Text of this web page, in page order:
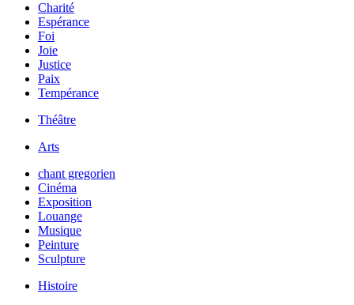
Charité
Espérance
Foi
Joie
Justice
Paix
Tempérance
Théâtre
Arts
chant gregorien
Cinéma
Exposition
Louange
Musique
Peinture
Sculpture
Histoire